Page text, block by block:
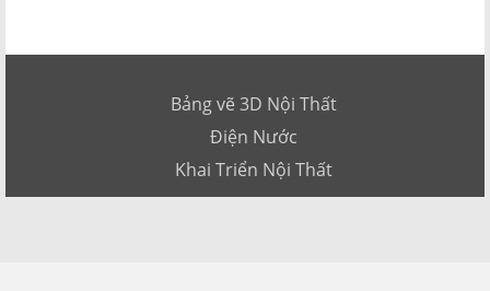
Bảng vẽ 3D Nội Thất
Điện Nước
Khai Triển Nội Thất